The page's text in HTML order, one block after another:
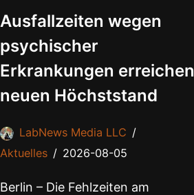
Ausfallzeiten wegen
psychischer
Erkrankungen erreichen
neuen Höchststand
LabNews Media LLC
Aktuelles
2026-08-05
Berlin – Die Fehlzeiten am